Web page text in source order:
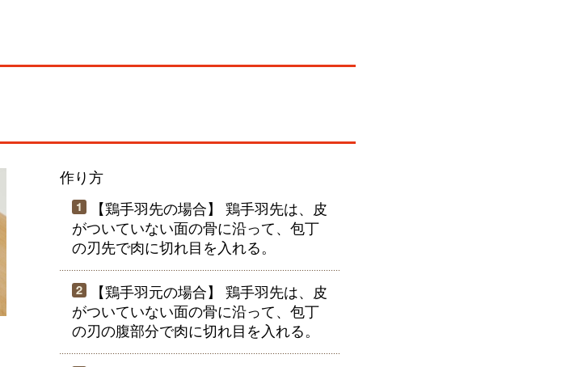
作り方
【鶏手羽先の場合】 鶏手羽先は、皮
がついていない面の骨に沿って、包丁
の刃先で肉に切れ目を入れる。
【鶏手羽元の場合】 鶏手羽先は、皮
がついていない面の骨に沿って、包丁
の刃の腹部分で肉に切れ目を入れる。